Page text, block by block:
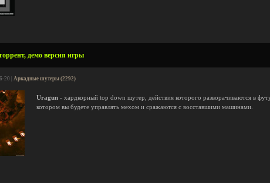
демо версия игры
20 | Аркадные шутеры (2292)
Uragun - хардкорный top down шутер, действия которого разворачиваются в
котором вы будете управлять мехом и сражаются с восставшими машинами.